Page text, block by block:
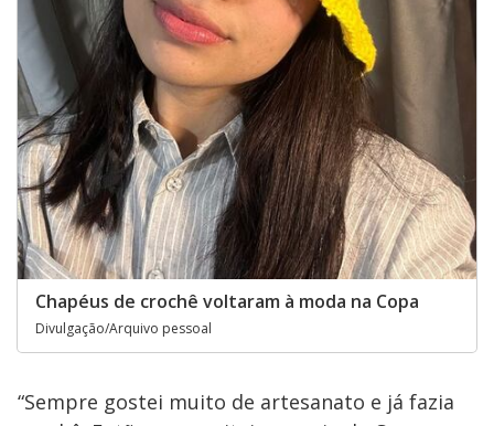
Chapéus de crochê voltaram à moda na Copa
Divulgação/Arquivo pessoal
“Sempre gostei muito de artesanato e já fazia